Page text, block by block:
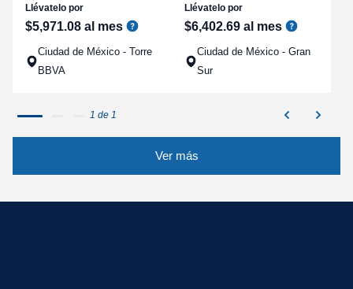
Llévatelo por
$5,971.08 al mes
Ciudad de México - Torre
BBVA
Llévatelo por
$6,402.69 al mes
Ciudad de México - Gran
Sur
1 de 1
Ver más